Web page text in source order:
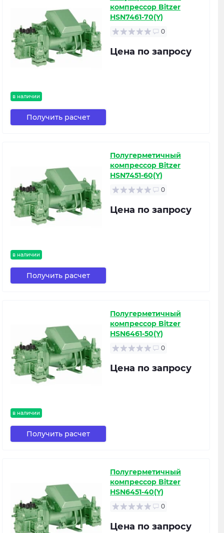
в наличии
компрессор Bitzer
HSN7461-70(Y)
0
Цена по запросу
Получить расчет
в наличии
Полугерметичный
компрессор Bitzer
HSN7451-60(Y)
0
Цена по запросу
Получить расчет
в наличии
Полугерметичный
компрессор Bitzer
HSN6461-50(Y)
0
Цена по запросу
Получить расчет
Полугерметичный
компрессор Bitzer
HSN6451-40(Y)
0
Цена по запросу